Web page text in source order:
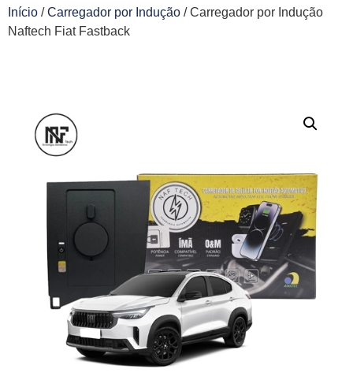
Início /Carregador por Indução / Carregador por Indução
Naftech Fiat Fastback